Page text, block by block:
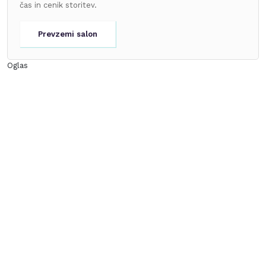
čas in cenik storitev.
Prevzemi salon
Oglas